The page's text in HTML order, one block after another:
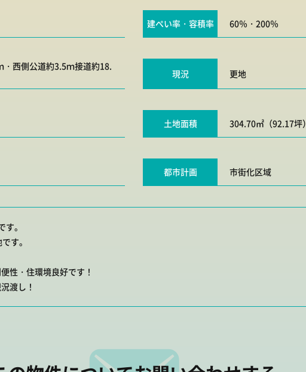
建ぺい率・容積率 60％・200％
西側公道約3.5ｍ接道約18.
現況 更地
土地面積 304.70㎡（92.17坪）
都市計画 市街化区域
。
す。
性・住環境良好です！
渡し！